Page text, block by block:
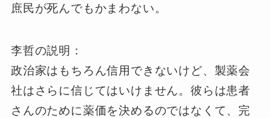
庶民が死んでもかまわない。
李哲の説明：
政治家はもちろん信用できないけど、製薬会
社はさらに信じてはいけません。彼らは患者
さんのために薬価を決めるのではなくて、完